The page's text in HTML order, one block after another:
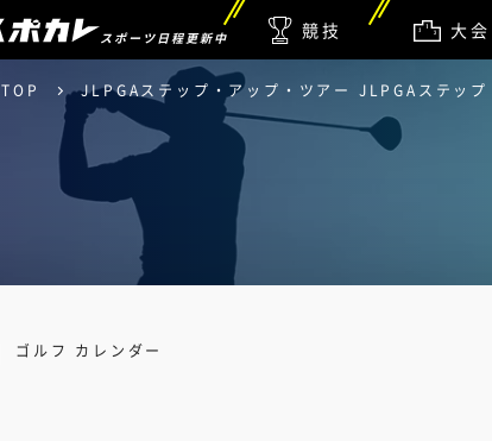
スポーツ日程更新中 競技 大
TOP JLPGAステップ・アップ・ツアー JLPGAステッ
ゴルフ カレンダー